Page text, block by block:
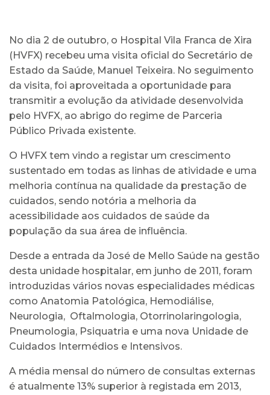
No dia 2 de outubro, o Hospital Vila Franca de Xira
(HVFX) recebeu uma visita oficial do Secretário de
Estado da Saúde, Manuel Teixeira. No seguimento
da visita, foi aproveitada a oportunidade para
transmitir a evolução da atividade desenvolvida
pelo HVFX, ao abrigo do regime de Parceria
Público Privada existente.
O HVFX tem vindo a registar um crescimento
sustentado em todas as linhas de atividade e uma
melhoria contínua na qualidade da prestação de
cuidados, sendo notória a melhoria da
acessibilidade aos cuidados de saúde da
população da sua área de influência.
Desde a entrada da José de Mello Saúde na gestão
desta unidade hospitalar, em junho de 2011, foram
introduzidas vários novas especialidades médicas
como Anatomia Patológica, Hemodiálise,
Neurologia, Oftalmologia, Otorrinolaringologia,
Pneumologia, Psiquatria e uma nova Unidade de
Cuidados Intermédios e Intensivos.
A média mensal do número de consultas externas
é atualmente 13% superior à registada em 2013,